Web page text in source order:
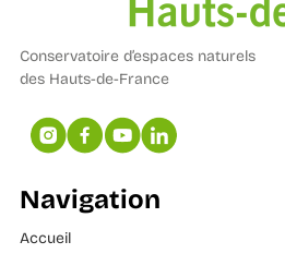
Conservatoire d’espaces naturels
des Hauts-de-France
Navigation
Accueil